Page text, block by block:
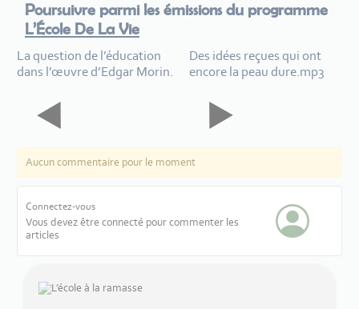
Poursuivre parmi les émissions du programme
L’École De La Vie
La question de l’éducation
dans l’œuvre d’Edgar Morin.
Des idées reçues qui ont
encore la peau dure.mp3
Aucun commentaire pour le moment
Connectez-vous
Vous devez être connecté pour commenter les
articles